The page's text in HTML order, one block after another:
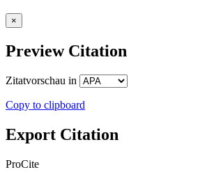
×
Preview Citation
Zitatvorschau in
Copy to clipboard
Export Citation
ProCite